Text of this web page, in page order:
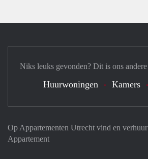
Op Appartementen Utrecht vind en
Appartement
Niks leuks gevonden? Dit is ons
Huurwoningen Kamers